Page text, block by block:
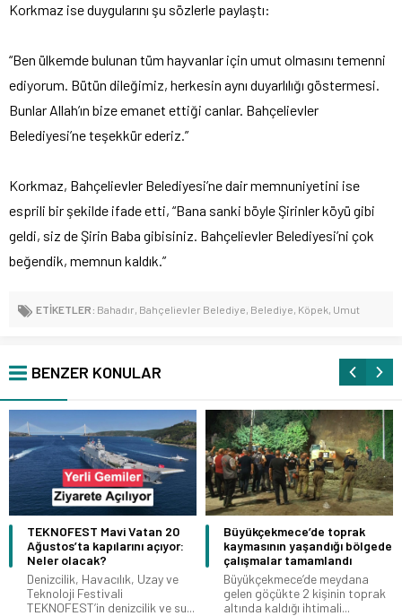
Korkmaz ise duygularını şu sözlerle paylaştı:
“Ben ülkemde bulunan tüm hayvanlar için umut olmasını temenni
ediyorum. Bütün dileğimiz, herkesin aynı duyarlılığı göstermesi.
Bunlar Allah’ın bize emanet ettiği canlar. Bahçelievler
Belediyesi’ne teşekkür ederiz.”
Korkmaz, Bahçelievler Belediyesi’ne dair memnuniyetini ise
esprili bir şekilde ifade etti, “Bana sanki böyle Şirinler köyü gibi
geldi, siz de Şirin Baba gibisiniz. Bahçelievler Belediyesi’ni çok
beğendik, memnun kaldık.”
ETİKETLER: Bahadır, Bahçelievler Belediye, Belediye, Köpek, Umut
BENZER KONULAR
TEKNOFEST Mavi Vatan 20
Ağustos’ta kapılarını açıyor:
Neler olacak?
Denizcilik, Havacılık, Uzay ve
Teknoloji Festivali
TEKNOFEST’in denizcilik ve su...
Büyükçekmece’de toprak
kaymasının yaşandığı bölgede
çalışmalar tamamlandı
Büyükçekmece’de meydana
gelen göçükte 2 kişinin toprak
altında kaldığı ihtimali...